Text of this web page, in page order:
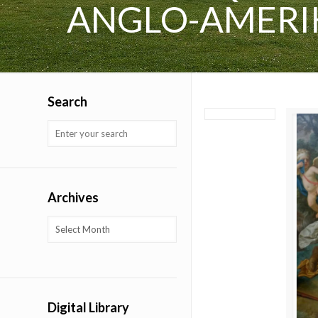
ANGLO-
Search
Archives
Archives
Digital Library